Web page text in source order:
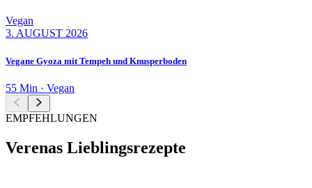
Vegan
3. AUGUST 2026
Vegane Gyoza mit Tempeh und Knusperboden
55 Min · Vegan
EMPFEHLUNGEN
Verenas Lieblingsrezepte